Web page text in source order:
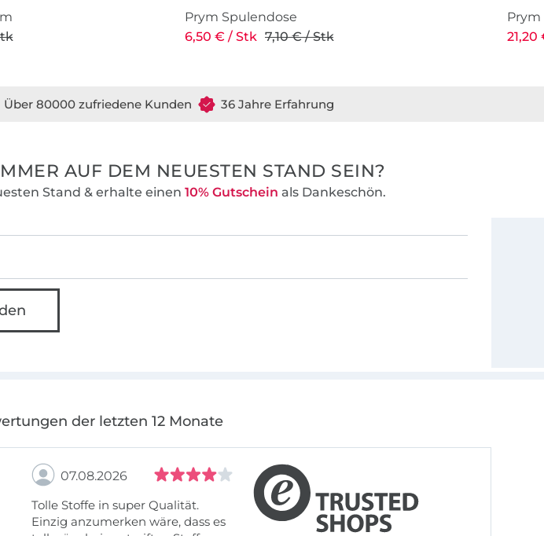
Prym Spulendose
6,50 € / Stk 7,10 € / Stk
Prym
21,20
Über 80000 zufriedene Kunden 36 Jahre Erfahrung
AUF DEM NEUESTEN STAND SEIN?
Stand & erhalte einen 10% Gutschein als Dankeschön.
der letzten 12 Monate
07.08.2026
Tolle Stoffe in super Qualität.
Einzig anzumerken wäre, dass es